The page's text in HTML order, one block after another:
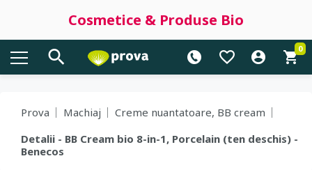
Cosmetice & Produse Bio
0
Prova Machiaj
Creme nuantatoare, BB cream
Detalii - BB Cream bio 8-in-1, Porcelain (ten deschis) -
Benecos